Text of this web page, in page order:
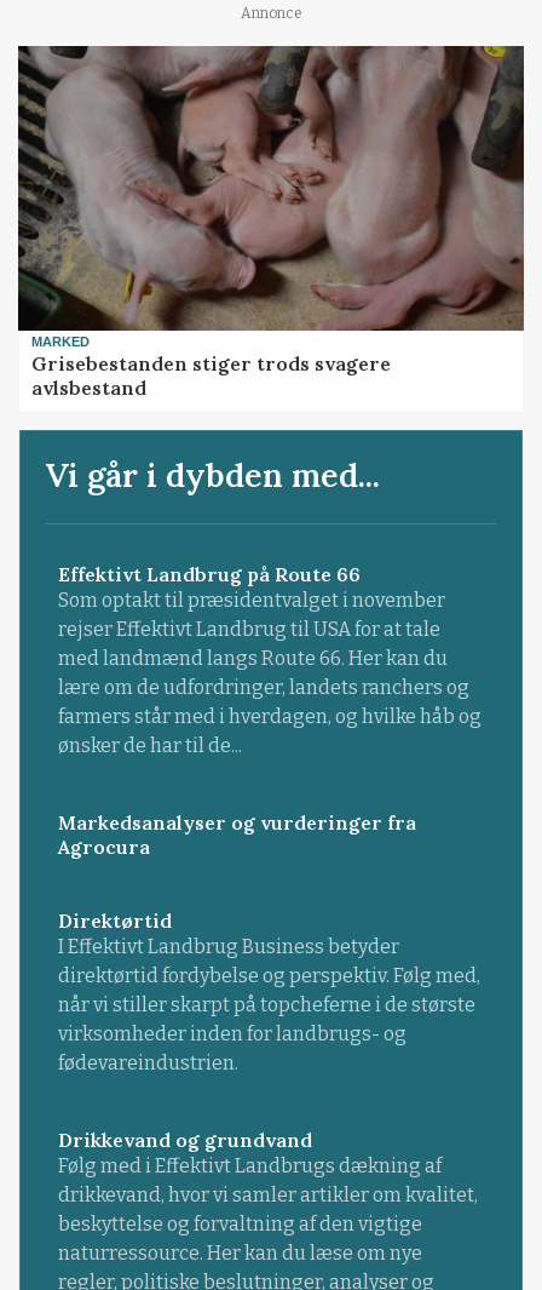
Annonce
MARKED
Grisebestanden stiger trods svagere
avlsbestand
Vi går i dybden med...
Effektivt Landbrug på Route 66
Som optakt til præsidentvalget i november
rejser Effektivt Landbrug til USA for at tale
med landmænd langs Route 66. Her kan du
lære om de udfordringer, landets ranchers og
farmers står med i hverdagen, og hvilke håb og
ønsker de har til de...
Markedsanalyser og vurderinger fra
Agrocura
Direktørtid
I Effektivt Landbrug Business betyder
direktørtid fordybelse og perspektiv. Følg med,
når vi stiller skarpt på topcheferne i de største
virksomheder inden for landbrugs- og
fødevareindustrien.
Drikkevand og grundvand
Følg med i Effektivt Landbrugs dækning af
drikkevand, hvor vi samler artikler om kvalitet,
beskyttelse og forvaltning af den vigtige
naturressource. Her kan du læse om nye
regler, politiske beslutninger, analyser og